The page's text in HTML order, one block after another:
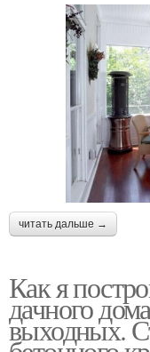
читать дальше →
Как я
дачного
выходных.